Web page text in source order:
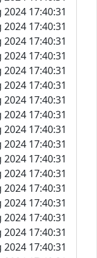
2024 17:40:31
2024 17:40:31
2024 17:40:31
2024 17:40:31
2024 17:40:31
2024 17:40:31
2024 17:40:31
2024 17:40:31
2024 17:40:31
2024 17:40:31
2024 17:40:31
2024 17:40:31
2024 17:40:31
2024 17:40:31
2024 17:40:31
2024 17:40:31
2024 17:40:31